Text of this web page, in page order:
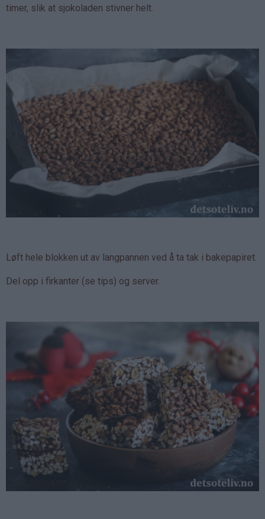
timer, slik at sjokoladen stivner helt.
Løft hele blokken ut av langpannen ved å ta tak i bakepapiret.
Del opp i firkanter (se tips) og server.